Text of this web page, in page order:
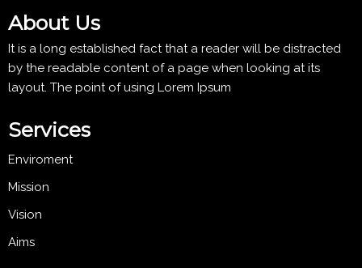
About Us
It is a long established fact that a reader will be distracted
by the readable content of a page when looking at its
layout. The point of using Lorem Ipsum
Services
Enviroment
Mission
Vision
Aims